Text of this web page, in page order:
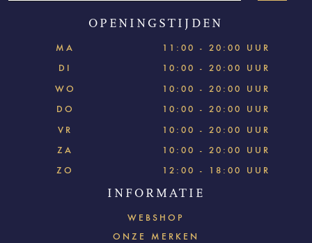
OPENINGSTIJDEN
MA
11:00 - 20:00 UUR
DI
10:00 - 20:00 UUR
WO
10:00 - 20:00 UUR
DO
10:00 - 20:00 UUR
VR
10:00 - 20:00 UUR
ZA
10:00 - 20:00 UUR
ZO
12:00 - 18:00 UUR
INFORMATIE
WEBSHOP
ONZE MERKEN